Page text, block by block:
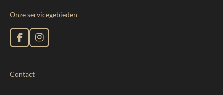
Onze servicegebieden
F
a
b
I
n
Contact